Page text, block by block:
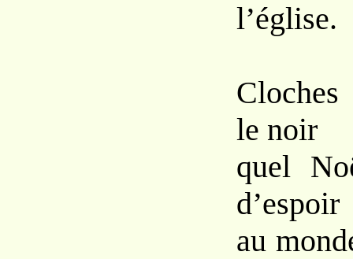
l’église.
le noir
quel
d’espoir
au